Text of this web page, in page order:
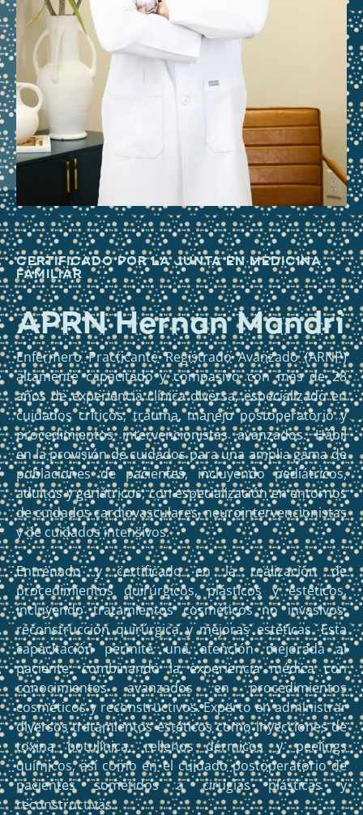
CERTIFICADO POR LA JUNTA EN MEDICINA
FAMILIAR
APRN Hernan Mandri
Enfermero Practicante Registrado Avanzado (ARNP)
altamente capacitado y compasivo con más de 28
años de experiencia clínica diversa, especializado en
cuidados críticos, trauma, manejo postoperatorio y
procedimientos intervencionistas avanzados. Hábil
en la provisión de cuidados para una amplia gama de
poblaciones de pacientes, incluyendo pediátricos,
adultos y geriátricos, con especialización en entornos
de cuidados cardiovasculares, neurointervencionistas
y de cuidados intensivos.
Entrenado y certificado en la realización de
procedimientos quirúrgicos, plásticos y estéticos,
incluyendo tratamientos cosméticos no invasivos,
reconstrucción quirúrgica y mejoras estéticas. Esta
capacitación permite una atención mejorada al
paciente, combinando la experiencia médica con
conocimientos avanzados en procedimientos
cosméticos y reconstructivos. Experto en administrar
diversos tratamientos estéticos como inyecciones de
toxina botulínica, rellenos dérmicos y peelings
químicos, así como en el cuidado postoperatorio de
pacientes sometidos a cirugías plásticas y
reconstructivas.